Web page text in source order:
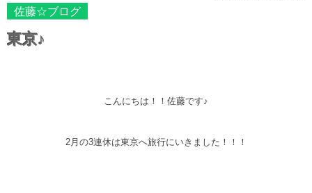
佐藤☆ブログ
東京♪
こんにちは！！佐藤です♪
2月の3連休は東京へ旅行にいきました！！！